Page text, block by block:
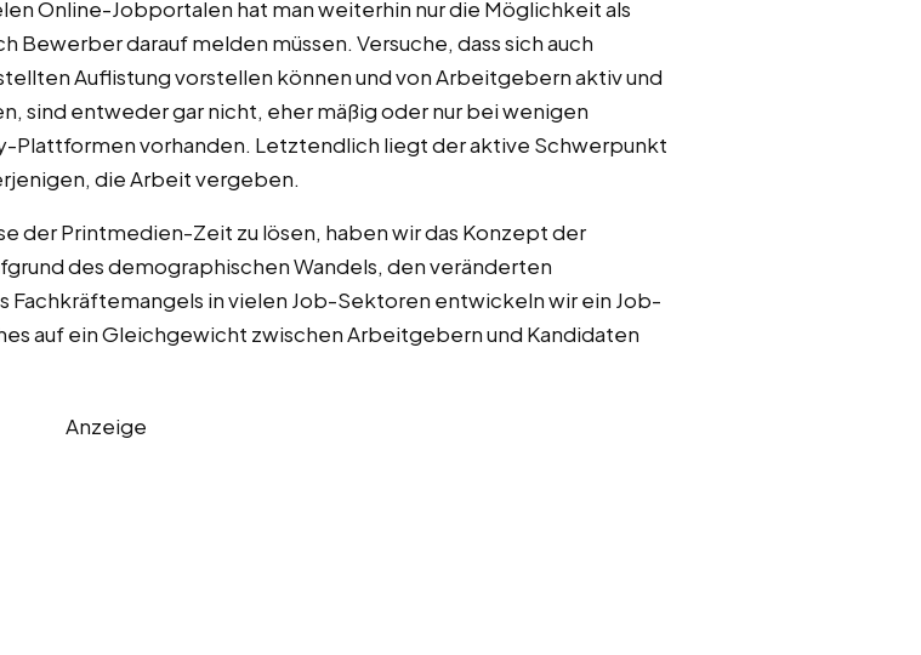
Online-Jobportalen hat man weiterhin nur die Möglichkeit als
Bewerber darauf melden müssen. Versuche, dass sich auch
Auflistung vorstellen können und von Arbeitgebern aktiv und
sind entweder gar nicht, eher mäßig oder nur bei wenigen
Plattformen vorhanden. Letztendlich liegt der aktive Schwerpunkt
die Arbeit vergeben.
der Printmedien-Zeit zu lösen, haben wir das Konzept der
des demographischen Wandels, den veränderten
Fachkräftemangels in vielen Job-Sektoren entwickeln wir ein Job-
auf ein Gleichgewicht zwischen Arbeitgebern und Kandidaten
Anzeige